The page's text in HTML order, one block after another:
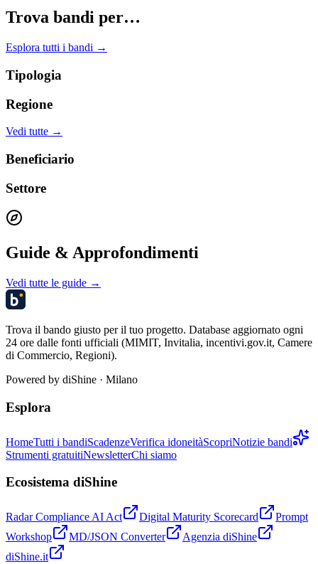
Trova bandi per…
Esplora tutti i bandi →
Tipologia
Regione
Vedi tutte →
Beneficiario
Settore
Guide & Approfondimenti
Vedi tutte le guide →
Trova il bando giusto per il tuo progetto. Database aggiornato ogni
24 ore dalle fonti ufficiali (MIMIT, Invitalia, incentivi.gov.it, Camere
di Commercio, Regioni).
Powered by diShine · Milano
Esplora
HomeTutti i bandiScadenzeVerifica idoneitàScopriNotizie bandi
Strumenti gratuitiNewsletterChi siamo
Ecosistema diShine
Radar Compliance AI Act Digital Maturity Scorecard
Prompt
Workshop
MD/JSON Converter
Agenzia diShine
diShine.it